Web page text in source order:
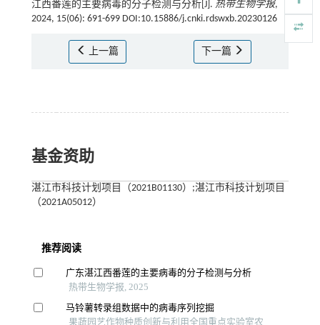
江西番莲的主要病毒的分子检测与分析[J]. 热带生物学报,
2024, 15(06): 691-699 DOI:10.15886/j.cnki.rdswxb.20230126
上一篇 下一篇
基金资助
湛江市科技计划项目（2021B01130）;湛江市科技计划项目
（2021A05012）